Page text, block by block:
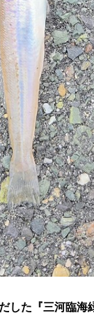
した『三河臨海